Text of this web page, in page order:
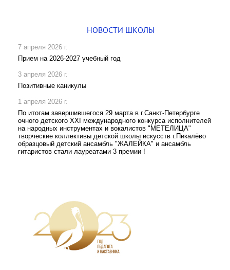
НОВОСТИ ШКОЛЫ
7 апреля 2026 г.
Прием на 2026-2027 учебный год
3 апреля 2026 г.
Позитивные каникулы
1 апреля 2026 г.
По итогам завершившегося 29 марта в г.Санкт-Петербурге
очного детского XXI международного конкурса исполнителей
на народных инструментах и вокалистов "МЕТЕЛИЦА"
творческие коллективы детской школы искусств г.Пикалёво
образцовый детский ансамбль "ЖАЛЕЙКА" и ансамбль
гитаристов стали лауреатами 3 премии !